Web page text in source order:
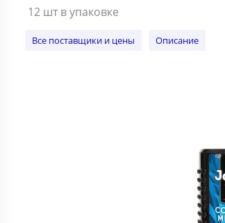
12 шт в упаковке
Все поставщики и цены Описание